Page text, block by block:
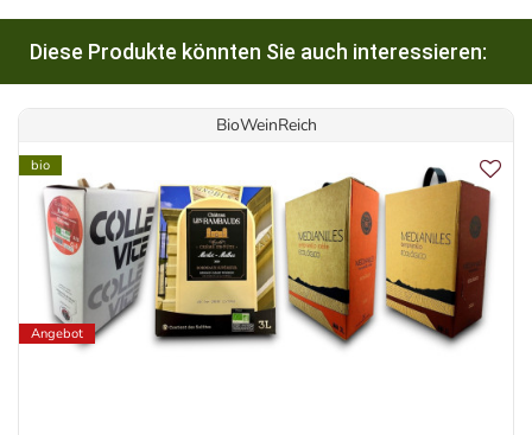
Diese Produkte könnten Sie auch interessieren:
BioWeinReich
bio
Angebot